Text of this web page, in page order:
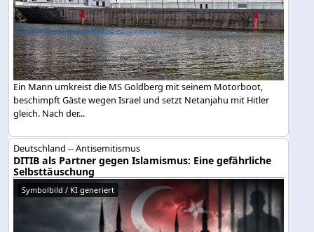
Ein Mann umkreist die MS Goldberg mit seinem Motorboot,
beschimpft Gäste wegen Israel und setzt Netanjahu mit Hitler
gleich. Nach der...
Deutschland -- Antisemitismus
DITIB als Partner gegen Islamismus: Eine gefährliche
Selbsttäuschung
Symbolbild / KI generiert